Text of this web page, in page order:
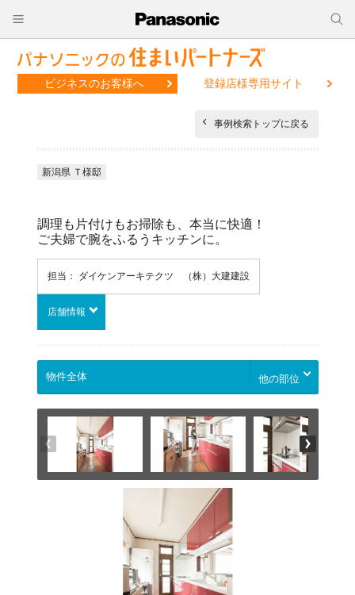
ビジネスのお客様へ 登録店様専用サイト
事例検索トップに戻る
新潟県 Ｔ様邸
調理も片付けもお掃除も、本当に快適！
ご夫婦で腕をふるうキッチンに。
担当： ダイケンアーキテクツ （株）大建建設
店舗情報
他の部位